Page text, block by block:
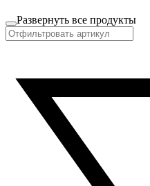
Развернуть все продукты